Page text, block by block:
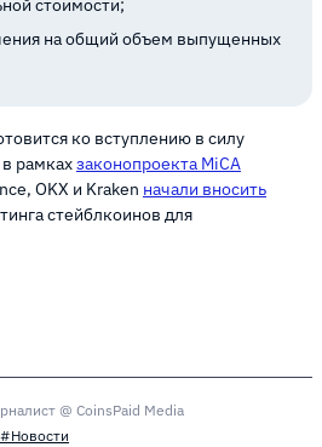
стоимости;
на общий объем выпущенных
ко вступлению в силу
рамкахзаконопроекта MiCA
OKX и Kraken начали вносить
стейблкоинов для
@ CoinsPaid Media
#Новости